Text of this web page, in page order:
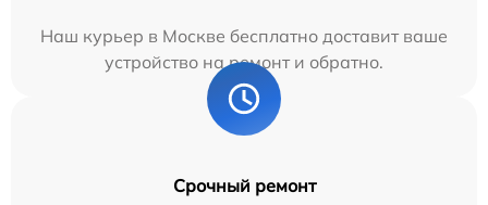
Наш курьер в Москве бесплатно доставит ваше
устройство на ремонт и обратно.
Срочный ремонт